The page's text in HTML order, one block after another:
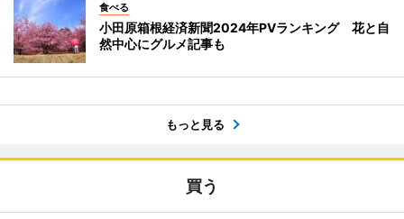
食べる
小田原箱根経済新聞2024年PVランキング 花と自
然中心にグルメ記事も
もっと見る
買う